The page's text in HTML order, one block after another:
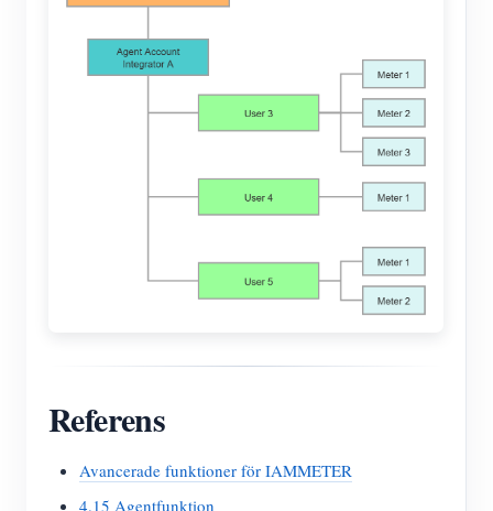
Referens
Avancerade funktioner för IAMMETER
4.15 Agentfunktion